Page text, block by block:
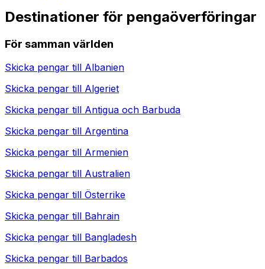
Destinationer för pengaöverföringar
För samman världen
Skicka pengar till Albanien
Skicka pengar till Algeriet
Skicka pengar till Antigua och Barbuda
Skicka pengar till Argentina
Skicka pengar till Armenien
Skicka pengar till Australien
Skicka pengar till Österrike
Skicka pengar till Bahrain
Skicka pengar till Bangladesh
Skicka pengar till Barbados